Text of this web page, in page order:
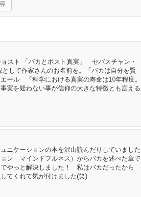
スト 「バカとポスト真実」 セバスチャン・
して作家さんのお名前を。「バカは自分を賢
ール 「科学における真実の寿命は10年程度。
実を疑わない事が信仰の大きな特徴とも言える
ニケーションの本を沢山読んだりしていました
ン マインドフルネス）からバカを述べた章で
やっと解決しました！ 私はバカだったから
てくれて気が付けました(笑)